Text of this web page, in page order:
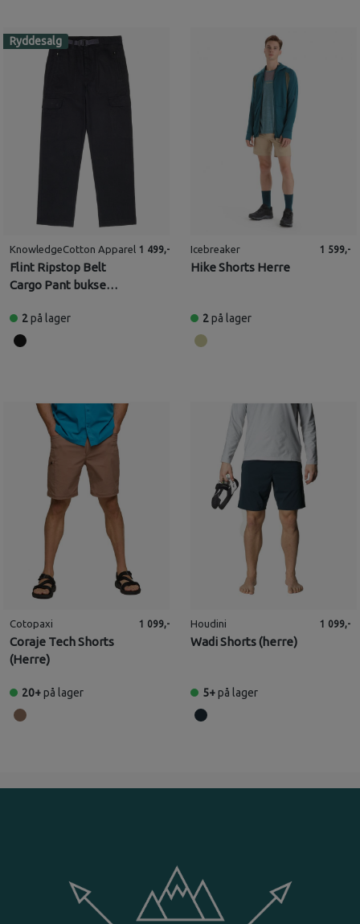
Ryddesalg
KnowledgeCotton Apparel
Flint Ripstop Belt
Cargo Pant bukse
1 499,-
2på lager
Icebreaker
Hike Shorts Herre
1 599,-
2på lager
Cotopaxi
Coraje Tech Shorts
(Herre)
1 099,-
20+på lager
Houdini
Wadi Shorts (herre)
1 099,-
5+på lager